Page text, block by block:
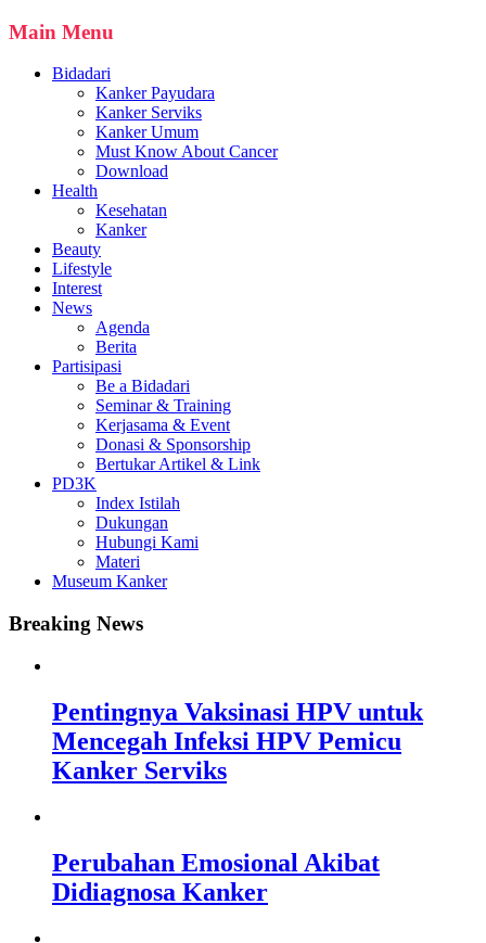
Main Menu
Bidadari
Kanker Payudara
Kanker Serviks
Kanker Umum
Must Know About Cancer
Download
Health
Kesehatan
Kanker
Beauty
Lifestyle
Interest
News
Agenda
Berita
Partisipasi
Be a Bidadari
Seminar & Training
Kerjasama & Event
Donasi & Sponsorship
Bertukar Artikel & Link
PD3K
Index Istilah
Dukungan
Hubungi Kami
Materi
Museum Kanker
Breaking News
Pentingnya Vaksinasi HPV untuk
Mencegah Infeksi HPV Pemicu
Kanker Serviks
Perubahan Emosional Akibat
Didiagnosa Kanker